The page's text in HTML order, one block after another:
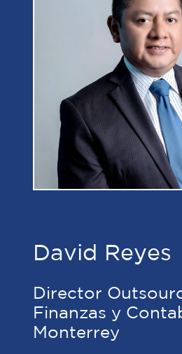
David Reyes
Director
Finanzas y
Monterrey